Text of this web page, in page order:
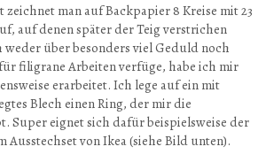
man auf Backpapier 8 Kreise mit 23
auf denen später der Teig verstrichen
über besonders viel Geduld noch
filigrane Arbeiten verfüge, habe ich mir
erarbeitet. Ich lege auf ein mit
Blech einen Ring, der mir die
Super eignet sich dafür beispielsweise der
Ausstechset von Ikea (siehe Bild unten).